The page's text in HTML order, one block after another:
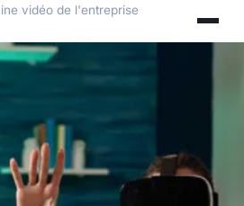
vidéo de l'entreprise